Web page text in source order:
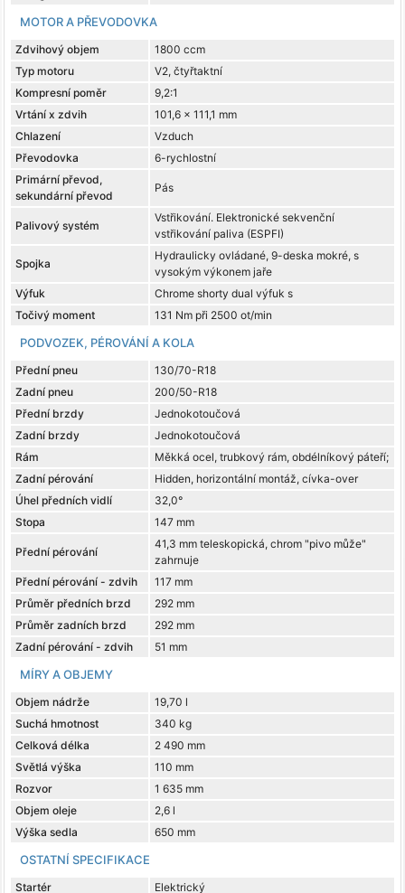
MOTOR A PŘEVODOVKA
Zdvihový objem
1800 ccm
Typ motoru
V2, čtyřtaktní
Kompresní poměr
9,2:1
Vrtání x zdvih
101,6 x 111,1 mm
Chlazení
Vzduch
Převodovka
6-rychlostní
Primární převod,
sekundární převod
Pás
Palivový systém
Vstřikování. Elektronické sekvenční
vstřikování paliva (ESPFI)
Spojka
Hydraulicky ovládané, 9-deska mokré, s
vysokým výkonem jaře
Výfuk
Chrome shorty dual výfuk s
Točivý moment
131 Nm při 2500 ot/min
PODVOZEK, PÉROVÁNÍ A KOLA
Přední pneu
130/70-R18
Zadní pneu
200/50-R18
Přední brzdy
Jednokotoučová
Zadní brzdy
Jednokotoučová
Rám
Měkká ocel, trubkový rám, obdélníkový páteří;
Zadní pérování
Hidden, horizontální montáž, cívka-over
Úhel předních vidlí
32,0°
Stopa
147 mm
Přední pérování
41,3 mm teleskopická, chrom "pivo může"
zahrnuje
Přední pérování - zdvih
117 mm
Průměr předních brzd
292 mm
Průměr zadních brzd
292 mm
Zadní pérování - zdvih
51 mm
MÍRY A OBJEMY
Objem nádrže
19,70 l
Suchá hmotnost
340 kg
Celková délka
2 490 mm
Světlá výška
110 mm
Rozvor
1 635 mm
Objem oleje
2,6 l
Výška sedla
650 mm
OSTATNÍ SPECIFIKACE
Startér Elektrický